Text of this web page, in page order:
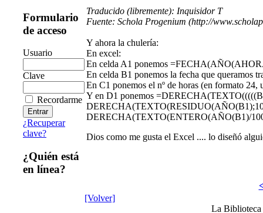
Formulario
de acceso
Usuario
Clave
Recordarme
¿Recuperar
clave?
¿Quién está
en línea?
Traducido (libremente): Inquisidor T
Fuente: Schola Progenium (http://
Y ahora la chulería:
En excel:
En celda A1 ponemos
En celda B1 ponemos la fecha que queramos
En C1 ponemos el nº de horas (en formato 24,
Y en D1 ponemos
DERECHA(TEXTO(ENTERO(AÑO(B1)/
Dios como me gusta el Excel .... lo diseñó
[Volver]
La